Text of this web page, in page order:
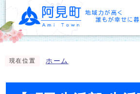
現在位置 ホーム